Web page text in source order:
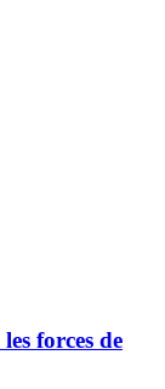
forces de